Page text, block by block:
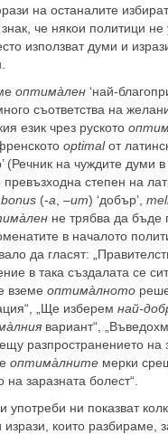
на останалите
че някои политици
използват думи и
оптимàлен ‘най-
съответства на
език чрез руското
optimalот
(Речник на чуждите думи
степен на
bonus (-a , –um) ‘добър’,
не трябва да бъде
в началото
да гласят:
в така създалата се
вземе оптимàлното
„Ще изберем най-
вариант“,
разпространението на
оптимàлните мерки
заразната болест“.
употреби ни показват
които разбираме,